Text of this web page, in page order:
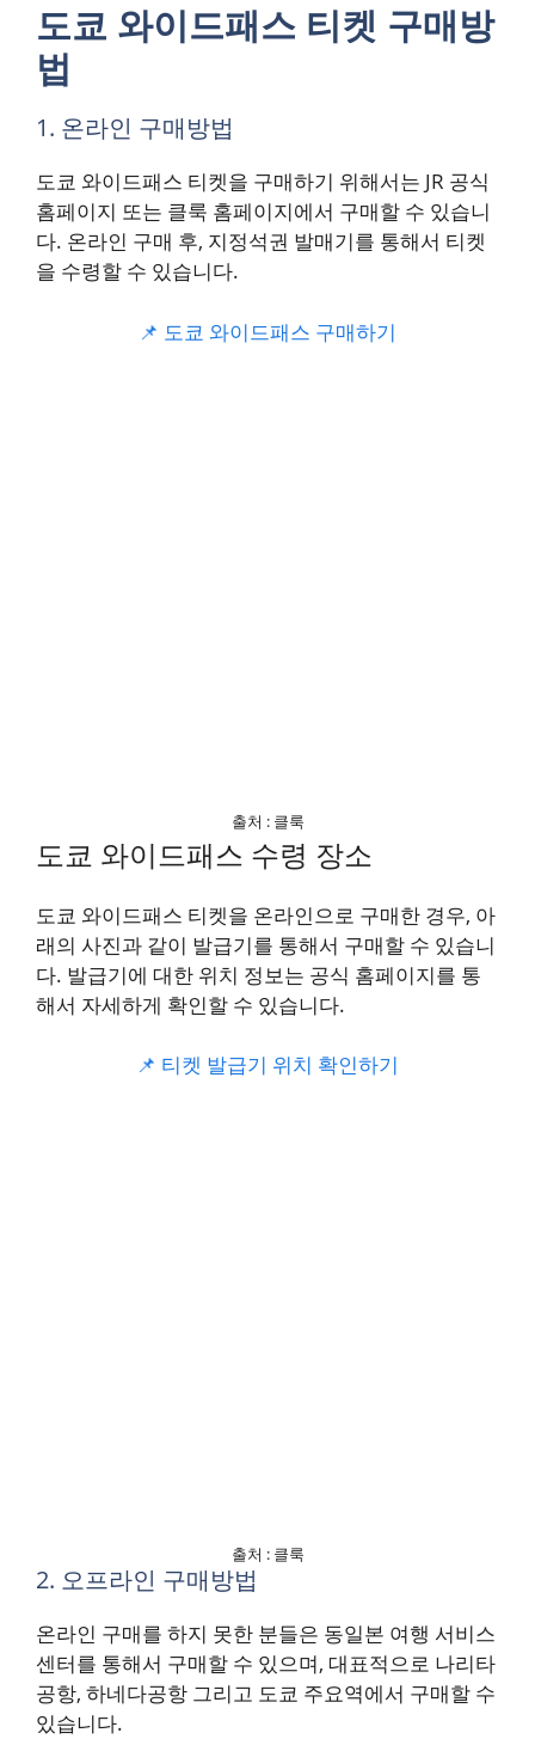
도쿄 와이드패스 티켓 구매방
법
1. 온라인 구매방법
도쿄 와이드패스 티켓을 구매하기 위해서는 JR 공식
홈페이지 또는 클룩 홈페이지에서 구매할 수 있습니
다. 온라인 구매 후, 지정석권 발매기를 통해서 티켓
을 수령할 수 있습니다.
📌 도쿄 와이드패스 구매하기
출처 : 클룩
도쿄 와이드패스 수령 장소
도쿄 와이드패스 티켓을 온라인으로 구매한 경우, 아
래의 사진과 같이 발급기를 통해서 구매할 수 있습니
다. 발급기에 대한 위치 정보는 공식 홈페이지를 통
해서 자세하게 확인할 수 있습니다.
📌 티켓 발급기 위치 확인하기
출처 : 클룩
2. 오프라인 구매방법
온라인 구매를 하지 못한 분들은 동일본 여행 서비스
센터를 통해서 구매할 수 있으며, 대표적으로 나리타
공항, 하네다공항 그리고 도쿄 주요역에서 구매할 수
있습니다.